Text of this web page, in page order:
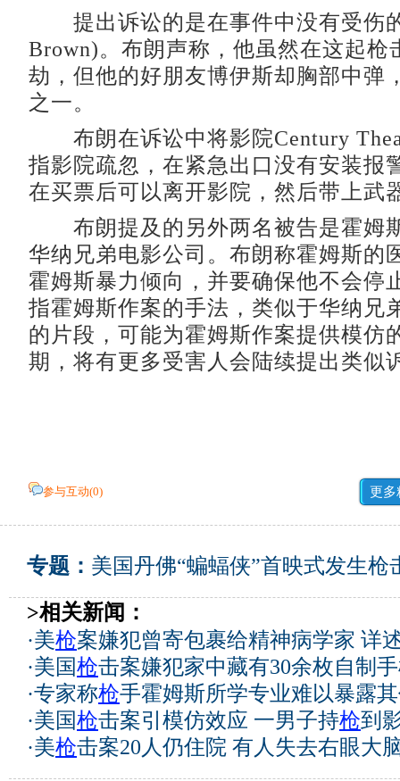
提出诉讼的是在事件中没有受伤
Brown)。布朗声称，他虽然在这起枪
劫，但他的好朋友博伊斯却胸部中弹
之一。
布朗在诉讼中将影院Century
指影院疏忽，在紧急出口没有安装报
在买票后可以离开影院，然后带上武
布朗提及的另外两名被告是霍姆
华纳兄弟电影公司。布朗称霍姆斯的
霍姆斯暴力倾向，并要确保他不会停
指霍姆斯作案的手法，类似于华纳兄
的片段，可能为霍姆斯作案提供模仿
期，将有更多受害人会陆续提出类似
参与互动(0) 更多
专题： 美国丹佛“蝙蝠侠”首映式发生枪
>相关新闻：
·美枪案嫌犯曾寄包裹给精神病学家 详
·美国枪击案嫌犯家中藏有30余枚自制
·专家称枪手霍姆斯所学专业难以暴露
·美国枪击案引模仿效应 一男子持枪到
·美枪击案20人仍住院 有人失去右眼大